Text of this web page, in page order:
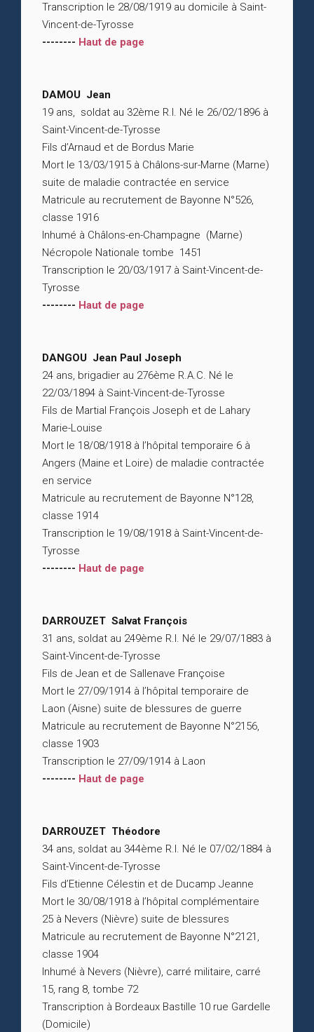
Transcription le 28/08/1919 au domicile à Saint-
Vincent-de-Tyrosse
-------- Haut de page
DAMOU Jean
19 ans, soldat au 32ème R.I. Né le 26/02/1896 à
Saint-Vincent-de-Tyrosse
Fils d’Arnaud et de Bordus Marie
Mort le 13/03/1915 à Châlons-sur-Marne (Marne)
suite de maladie contractée en service
Matricule au recrutement de Bayonne N°526,
classe 1916
Inhumé à Châlons-en-Champagne (Marne)
Nécropole Nationale tombe 1451
Transcription le 20/03/1917 à Saint-Vincent-de-
Tyrosse
-------- Haut de page
DANGOU Jean Paul Joseph
24 ans, brigadier au 276ème R.A.C. Né le
22/03/1894 à Saint-Vincent-de-Tyrosse
Fils de Martial François Joseph et de Lahary
Marie-Louise
Mort le 18/08/1918 à l’hôpital temporaire 6 à
Angers (Maine et Loire) de maladie contractée
en service
Matricule au recrutement de Bayonne N°128,
classe 1914
Transcription le 19/08/1918 à Saint-Vincent-de-
Tyrosse
-------- Haut de page
DARROUZET Salvat François
31 ans, soldat au 249ème R.I. Né le 29/07/1883 à
Saint-Vincent-de-Tyrosse
Fils de Jean et de Sallenave Françoise
Mort le 27/09/1914 à l’hôpital temporaire de
Laon (Aisne) suite de blessures de guerre
Matricule au recrutement de Bayonne N°2156,
classe 1903
Transcription le 27/09/1914 à Laon
-------- Haut de page
DARROUZET Théodore
34 ans, soldat au 344ème R.I. Né le 07/02/1884 à
Saint-Vincent-de-Tyrosse
Fils d’Etienne Célestin et de Ducamp Jeanne
Mort le 30/08/1918 à l’hôpital complémentaire
25 à Nevers (Nièvre) suite de blessures
Matricule au recrutement de Bayonne N°2121,
classe 1904
Inhumé à Nevers (Nièvre), carré militaire, carré
15, rang 8, tombe 72
Transcription à Bordeaux Bastille 10 rue Gardelle
(Domicile)